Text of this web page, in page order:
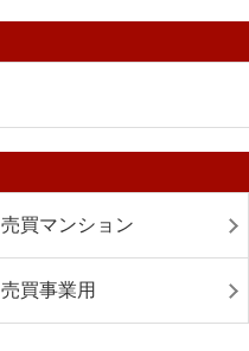
売買マンション
売買事業用